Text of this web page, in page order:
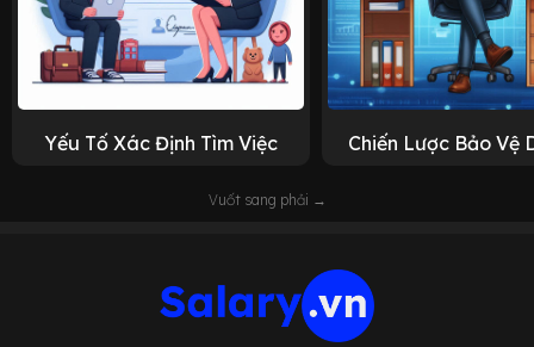
Yếu Tố Xác Định Tìm Việc Chiến Lược Bảo Vệ
Vuốt sang phải →